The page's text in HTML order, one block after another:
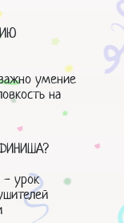
умение
на
- урок